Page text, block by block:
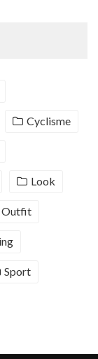
Cyclisme
Look
Outfit
Sport